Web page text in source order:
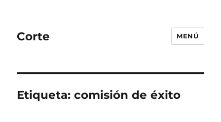
Corte MENÚ
Etiqueta:comisión de éxito